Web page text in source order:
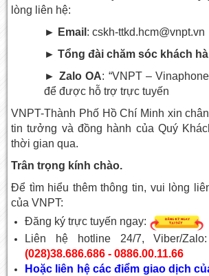
lòng liên hệ:
► Email : cskh-ttkd.hcm@vnpt.vn
► Tổng đài chăm sóc khách
► Zalo OA: “VNPT –
để được hỗ trợ trực tuyến
VNPT-Thành Phố Hồ Chí Minh xin
tin tưởng và đồng hành của Quý
thời gian qua.
Trân trọng kính chào.
Để tìm hiểu thêm thông tin, vui lòng
của VNPT:
Đăng ký trực tuyến ngay:
Liên hệ hotline 24/7, Viber/
(028)38.686.686 - 0886.00.11.66
Hoặc liên hệ các điểm giao dịch